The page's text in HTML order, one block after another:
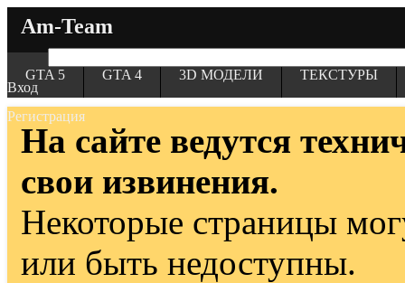
Am-Team
Вход
Регистрация
GTA 5 GTA 4 3D МОДЕЛИ ТЕКСТУРЫ
На сайте ведутся
свои извинения.
Некоторые страницы
или быть недоступны.